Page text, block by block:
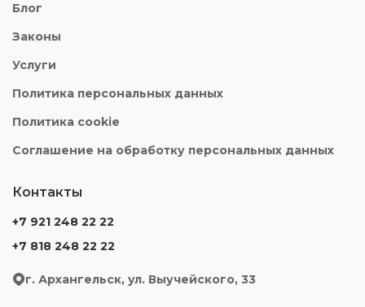
Блог
Законы
Услуги
Политика персональных данных
Политика cookie
Соглашение на обработку персональных данных
Контакты
+7 921 248 22 22
+7 818 248 22 22
г. Архангельск, ул. Выучейского, 33